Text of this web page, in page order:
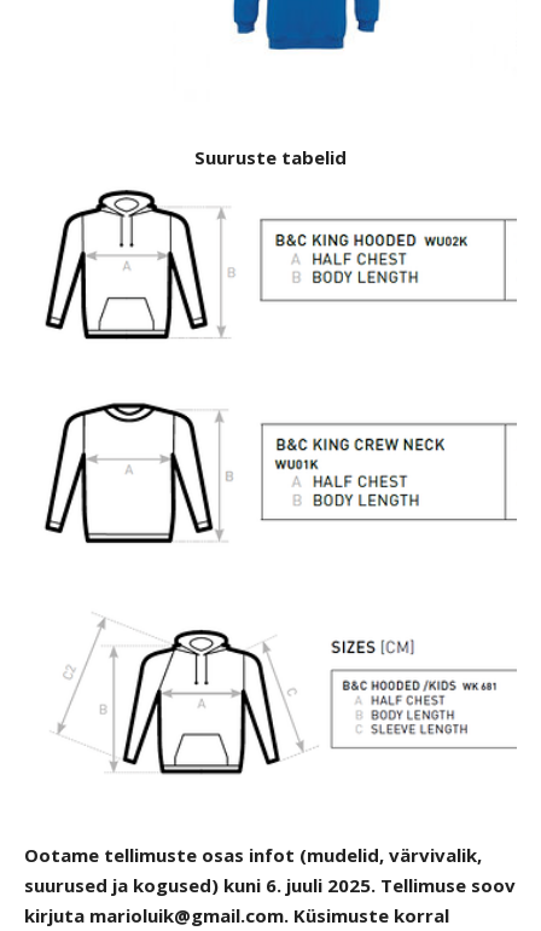
Suuruste tabelid
Ootame tellimuste osas infot (mudelid, värvivalik,
suurused ja kogused) kuni 6. juuli 2025. Tellimuse soov
kirjuta marioluik@gmail.com. Küsimuste korral